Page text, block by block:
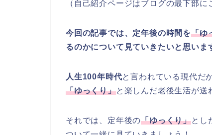
（自己紹介ページはブログの最下部に
今回の記事では、定年後の時間を「ゆ
るのかについて見ていきたいと思いま
人生100年時代と言われている現代だ
「ゆっくり」と楽しんだ老後生活が送
それでは、定年後の「ゆっくり」とし